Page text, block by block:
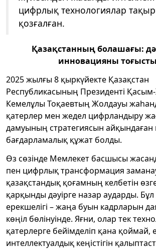
цифрлық технологиялар
қозғалған.
Қазақстанның болашағы:
инновацияны
2025 жылғы 8 қыркүйекте Қазақстан
Республикасының Президенті
Кемелұлы Тоқаевтың Жолдауы
қатерлер мен жедел цифрландыру
дамуының стратегиясын
бағдарламалық құжат болды.
Өз сөзінде Мемлекет басшысы
пен цифрлық трансформация
қазақстандық қоғамның келбетін
қарқынды дәуірге назар аударды.
ерекшелігі – жаңа буын кадрларын
көңіл бөлінуінде. Яғни, олар тек
қатерлерге бейімделіп қана қоймай,
интеллектуалдық кеңістігін